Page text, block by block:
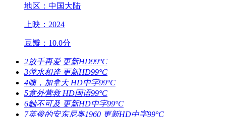
地区：中国大陆
上映：2024
豆瓣：10.0分
2放手再爱 更新HD99°C
3萍水相逢 更新HD99°C
4噢，加拿大 HD中字99°C
5意外营救 HD国语99°C
6触不可及 更新HD中字99°C
7英俊的安东尼奥1960 更新HD中字99°C